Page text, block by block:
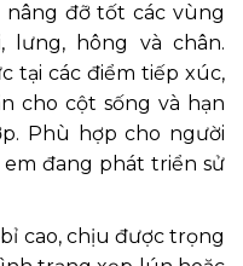
nâng đỡ tốt các vùng
lưng, hông và chân.
tại các điểm tiếp xúc,
cho cột sống và hạn
Phù hợp cho người
đang phát triển sử
cao, chịu được trọng